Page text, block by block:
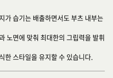
가 습기는 배출하면서도 부츠 내부는
노면에 맞춰 최대한의 그립력을 발휘
한 스타일을 유지할 수 있습니다.